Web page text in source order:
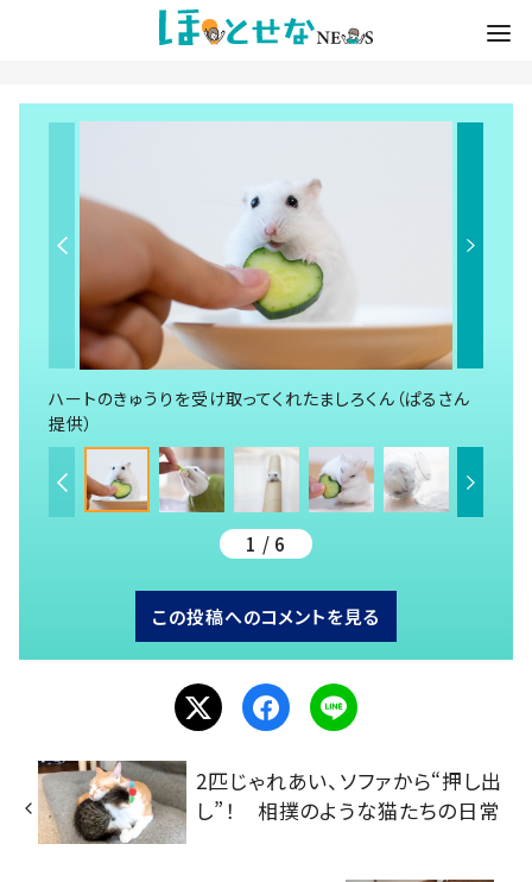
ハートのきゅうりを受け取ってくれたましろくん（ぱるさん
提供）
1 / 6
この投稿へのコメントを見る
2匹じゃれあい、ソファから“押し出
し”！ 相撲のような猫たちの日常